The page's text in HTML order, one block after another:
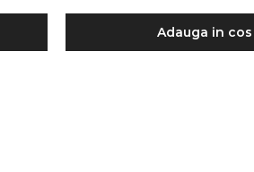
Adauga in cos